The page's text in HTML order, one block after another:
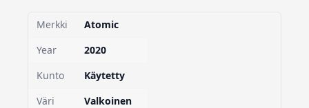
Merkki
Atomic
Year
2020
Kunto
Käytetty
Väri
Valkoinen